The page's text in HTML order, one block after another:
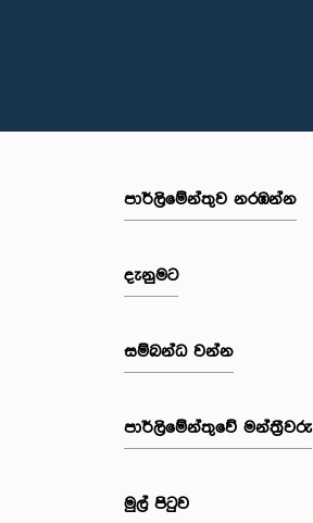
පාර්ලි‌මේන්තුව නරඹන්න
දැනුමට
සම්බන්ධ වන්න
පාර්ලි‌මේන්තුවේ මන්ත්‍රීවරු
මුල් පිටුව